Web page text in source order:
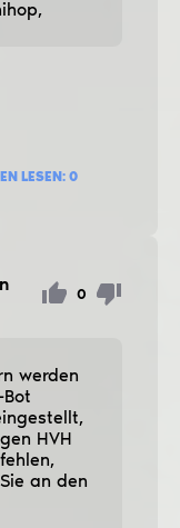
LESEN: 0
0
werden
HVH
an den